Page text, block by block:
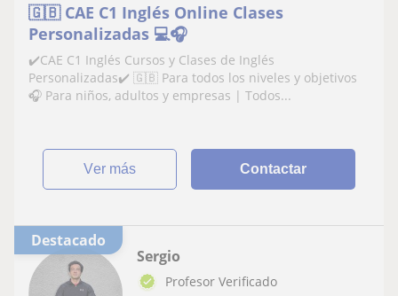
🇬🇧 CAE C1 Inglés Online Clases
Personalizadas 💻🎧
✔️CAE C1 Inglés Cursos y Clases de Inglés
Personalizadas✔️ 🇬🇧 Para todos los niveles y objetivos
🎧 Para niños, adultos y empresas | Todos...
ver más Contactar
Destacado
Sergio
Profesor Verificado